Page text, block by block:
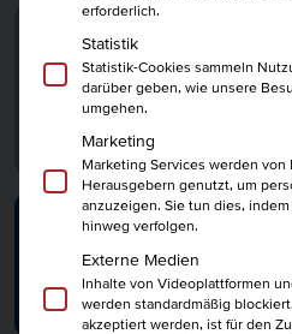
[Tageskurs]
76 U.-Std.
mehr erfahren
BGM Manager IHK
mehr erfahren
erforderlich.
Statistik
Statistik-Cookies sammeln
darüber geben, wie unsere
umgehen.
Marketing
Marketing Services werden
Herausgebern genutzt, um
anzuzeigen. Sie tun dies,
hinweg verfolgen.
Externe Medien
Inhalte von Videoplattformen
werden standardmäßig
akzeptiert werden, ist für den